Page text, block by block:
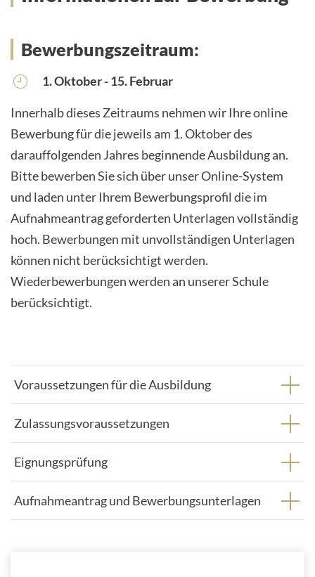
Bewerbungszeitraum:
1. Oktober - 15. Februar
Innerhalb dieses Zeitraums nehmen wir Ihre online
Bewerbung für die jeweils am 1. Oktober des
darauffolgenden Jahres beginnende Ausbildung an.
Bitte bewerben Sie sich über unser Online-System
und laden unter Ihrem Bewerbungsprofil die im
Aufnahmeantrag geforderten Unterlagen vollständig
hoch. Bewerbungen mit unvollständigen Unterlagen
können nicht berücksichtigt werden.
Wiederbewerbungen werden an unserer Schule
berücksichtigt.
Voraussetzungen für die Ausbildung
Zulassungsvoraussetzungen
Eignungsprüfung
Aufnahmeantrag und Bewerbungsunterlagen